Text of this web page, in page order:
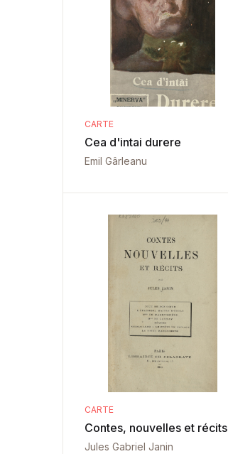
CARTE
Cea d'intai durere
Emil Gârleanu
CARTE
Contes, nouvelles et récits
Jules Gabriel Janin